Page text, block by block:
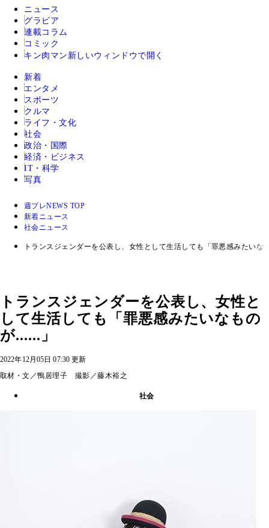
ニュース
グラビア
連載コラム
コミック
キン肉マン 新しいウィンドウで開く
新着
エンタメ
スポーツ
クルマ
ライフ・文化
社会
政治・国際
経済・ビジネス
IT・科学
写真
週プレNEWS TOP
新着ニュース
社会ニュース
トランスジェンダーを公表し、女性として生活しても「罪悪感みたいな
トランスジェンダーを公表し、女性と
して生活しても「罪悪感みたいなもの
が......」
2022年12月05日 07:30 更新
取材・文／鴨居理子 撮影／藤木裕之
社会